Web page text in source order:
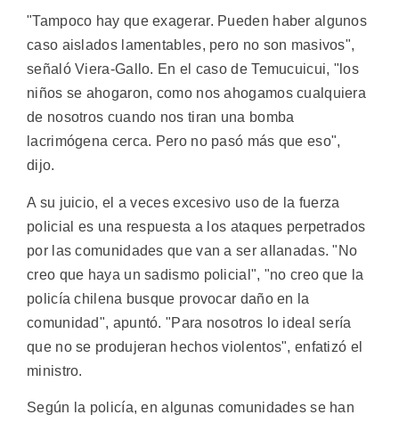
"Tampoco hay que exagerar. Pueden haber algunos
caso aislados lamentables, pero no son masivos",
señaló Viera-Gallo. En el caso de Temucuicui, "los
niños se ahogaron, como nos ahogamos cualquiera
de nosotros cuando nos tiran una bomba
lacrimógena cerca. Pero no pasó más que eso",
dijo.
A su juicio, el a veces excesivo uso de la fuerza
policial es una respuesta a los ataques perpetrados
por las comunidades que van a ser allanadas. "No
creo que haya un sadismo policial", "no creo que la
policía chilena busque provocar daño en la
comunidad", apuntó. "Para nosotros lo ideal sería
que no se produjeran hechos violentos", enfatizó el
ministro.
Según la policía, en algunas comunidades se han